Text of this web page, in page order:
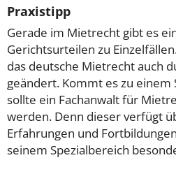
Praxistipp
Gerade im Mietrecht gibt es
Gerichtsurteilen zu
das deutsche Mietrecht auch
geändert. Kommt es zu
sollte ein Fachanwalt für
werden. Denn dieser verfügt
Erfahrungen und
seinem Spezialbereich